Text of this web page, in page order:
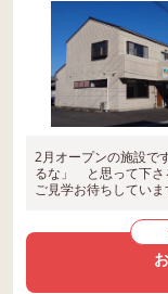
2月オープンの施設で
るな」 と思って下さ
ご見学お待ちしていま